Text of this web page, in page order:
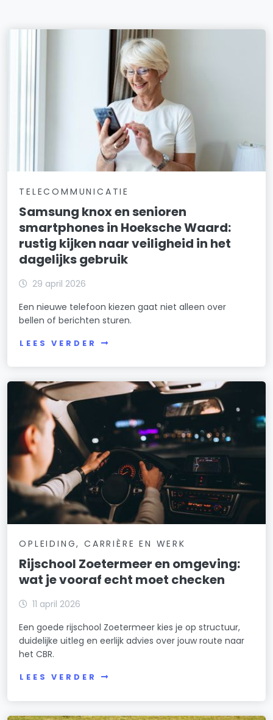
TELECOMMUNICATIE
Samsung knox en senioren
smartphones in Hoeksche Waard:
rustig kijken naar veiligheid in het
dagelijks gebruik
29 april 2026
Een nieuwe telefoon kiezen gaat niet alleen over
bellen of berichten sturen.
LEES VERDER
OPLEIDING, CARRIÈRE EN WERK
Rijschool Zoetermeer en omgeving:
wat je vooraf echt moet checken
11 april 2026
Een goede rijschool Zoetermeer kies je op structuur,
duidelijke uitleg en eerlijk advies over jouw route naar
het CBR.
LEES VERDER